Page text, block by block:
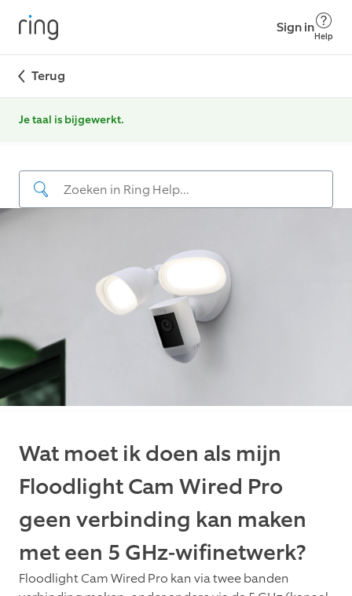
Sign in
Help
Terug
Je taal is bijgewerkt.
Wat moet ik doen als mijn
Floodlight Cam Wired Pro
geen verbinding kan maken
met een 5 GHz-wifinetwerk?
Floodlight Cam Wired Pro kan via twee banden